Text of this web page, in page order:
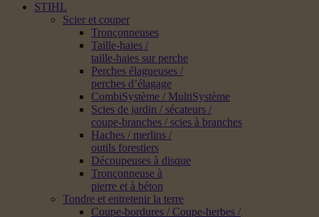
STIHL
Scier et couper
Tronçonneuses
Taille-haies /
taille-haies sur perche
Perches élagueuses /
perches d’élagage
CombiSystème / MultiSystème
Scies de jardin / sécateurs /
coupe-branches / scies à branches
Haches / merlins /
outils forestiers
Découpeuses à disque
Tronçonneuse à
pierre et à béton
Tondre et entretenir la terre
Coupe-bordures / Coupe-herbes /